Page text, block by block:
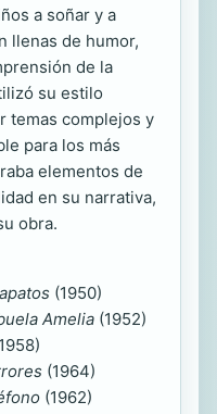
a soñar y a
llenas de humor,
de la
su estilo
temas complejos y
para los más
elementos de
en su narrativa,
obra.
(1950)
Amelia (1952)
(1964)
(1962)